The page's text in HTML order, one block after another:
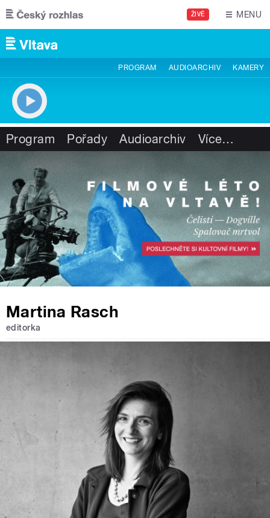
Přejít k hlavnímu obsahu
ŽIVĚ MENU
PROGRAM AUDIOARCHIV KAMERY
Program Pořady Audioarchiv Více…
Martina Rasch
editorka